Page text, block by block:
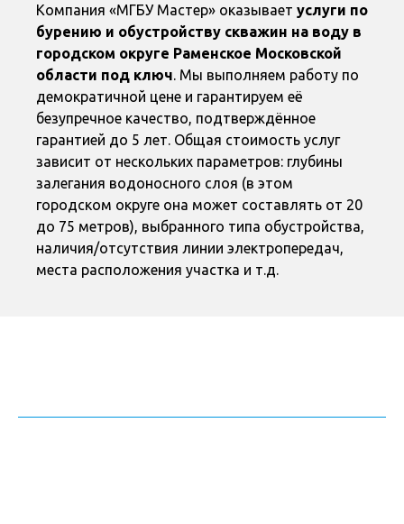
Компания «МГБУ Мастер» оказывает услуги по
бурению и обустройству скважин на воду в
городском округе Раменское Московской
области под ключ. Мы выполняем работу по
демократичной цене и гарантируем её
безупречное качество, подтверждённое
гарантией до 5 лет. Общая стоимость услуг
зависит от нескольких параметров: глубины
залегания водоносного слоя (в этом
городском округе она может составлять от 20
до 75 метров), выбранного типа обустройства,
наличия/отсутствия линии электропередач,
места расположения участка и т.д.